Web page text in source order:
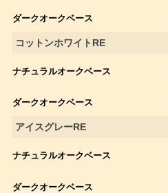
ダークオークベース
コットンホワイトRE
ナチュラルオークベース
ダークオークベース
アイスグレーRE
ナチュラルオークベース
ダークオークベース